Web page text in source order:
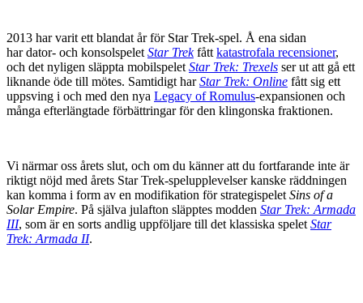
2013 har varit ett blandat år för Star Trek-spel. Å ena sidan
har dator- och konsolspelet Star Trekfått katastrofala recensioner,
och det nyligen släppta mobilspelet Star Trek: Trexels ser ut att gå ett
liknande öde till mötes. Samtidigt harStar Trek: Online fått sig ett
uppsving i och med den nya Legacy of Romulus-expansionen och
många efterlängtade förbättringar för den klingonska fraktionen.
Vi närmar oss årets slut, och om du känner att du fortfarande inte är
riktigt nöjd med årets Star Trek-spelupplevelser kanske räddningen
kan komma i form av en modifikation för strategispelet Sins of a
Solar Empire. På själva julafton släpptes modden Star Trek: Armada
III, som är en sorts andlig uppföljare till det klassiska spelet Star
Trek: Armada II.